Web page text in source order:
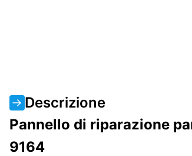
Descrizione
Pannello di riparazione
9164